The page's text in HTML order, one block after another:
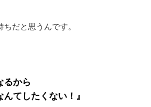
だと思うんです。
るから
てしたくない！』